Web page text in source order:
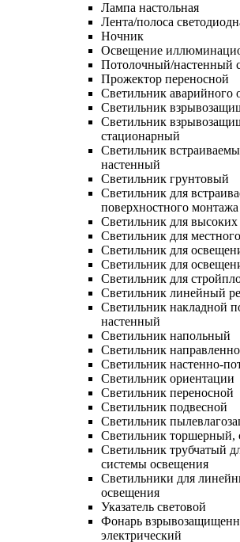
Лампа настольная
Лента/полоса
Ночник
Освещение
Потолочный/настенный
Прожектор переносной
Светильник аварийного
Светильник
Светильник
стационарный
Светильник
настенный
Светильник грунтовый
Светильник для
поверхностного монтажа
Светильник для высоких
Светильник для
Светильник для
Светильник для
Светильник для
Светильник линейный
Светильник накладной
настенный
Светильник напольный
Светильник
Светильник настенно-
Светильник ориентации
Светильник переносной
Светильник подвесной
Светильник
Светильник торшерный,
Светильник трубчатый
системы освещения
Светильники для
освещения
Указатель световой
Фонарь
электрический